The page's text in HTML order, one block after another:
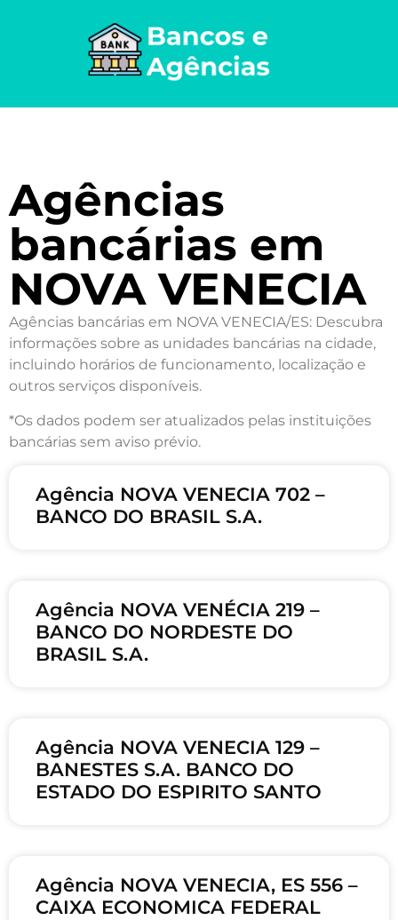
Agências
bancárias em
NOVA VENECIA
Agências bancárias em NOVA VENECIA/ES: Descubra
informações sobre as unidades bancárias na cidade,
incluindo horários de funcionamento, localização e
outros serviços disponíveis.
*Os dados podem ser atualizados pelas instituições
bancárias sem aviso prévio.
Agência NOVA VENECIA 702 –
BANCO DO BRASIL S.A.
Agência NOVA VENÉCIA 219 –
BANCO DO NORDESTE DO
BRASIL S.A.
Agência NOVA VENECIA 129 –
BANESTES S.A. BANCO DO
ESTADO DO ESPIRITO SANTO
Agência NOVA VENECIA, ES 556 –
CAIXA ECONOMICA FEDERAL